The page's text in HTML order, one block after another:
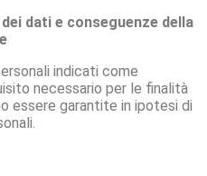
dati e conseguenze della
indicati come
necessario per le finalità
essere garantite in ipotesi di